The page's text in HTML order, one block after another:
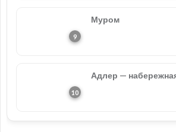
Муром
Адлер —